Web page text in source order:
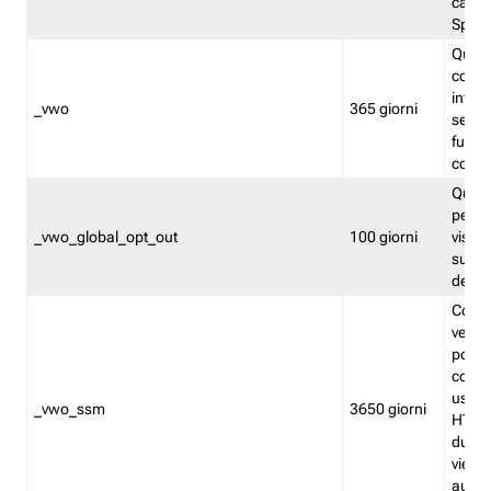
Split
_vwo 365 giorni
_vwo_global_opt_out 100 giorni
su
_vwo_ssm 3650 giorni
viene